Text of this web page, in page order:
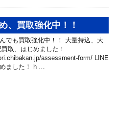
、買取強化中！！
でも買取強化中！！ 大量持込、大
取、はじめました！
assessment-form/ LINE
ました！ h …